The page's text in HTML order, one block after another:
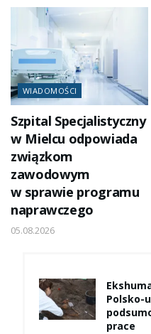
WIADOMOŚCI
Szpital Specjalistyczny
w Mielcu odpowiada
związkom
zawodowym
w sprawie programu
naprawczego
05.08.2026
Polsko-
prace